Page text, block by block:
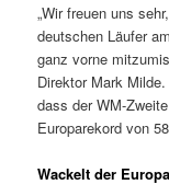
„Wir freuen uns
deutschen Läufer
ganz vorne
Direktor Mark
dass der WM-
Europarekord von
Wackelt der